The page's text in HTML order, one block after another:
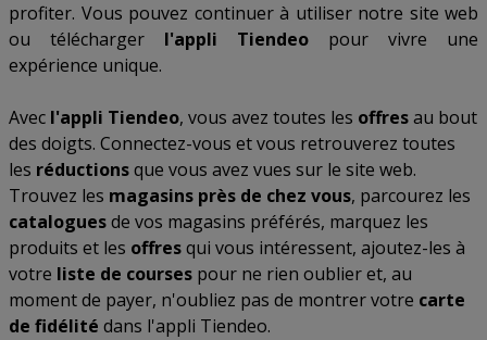
profiter. Vous pouvez continuer à utiliser notre site web
ou télécharger l'appli Tiendeo pour vivre une
expérience unique.
Avec l'appli Tiendeo, vous avez toutes les offresau bout
des doigts. Connectez-vous et vous retrouverez toutes
les réductionsque vous avez vues sur le site web.
Trouvez les magasins près de chez vous, parcourez les
cataloguesde vos magasins préférés, marquez les
produits et les offresqui vous intéressent, ajoutez-les à
votre liste de courses pour ne rien oublier et, au
moment de payer, n'oubliez pas de montrer votre carte
de fidélité dans l'appli Tiendeo.